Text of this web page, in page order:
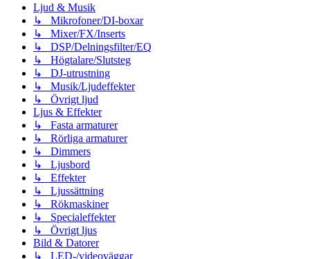
Ljud & Musik
↳ Mikrofoner/DI-boxar
↳ Mixer/FX/Inserts
↳ DSP/Delningsfilter/EQ
↳ Högtalare/Slutsteg
↳ DJ-utrustning
↳ Musik/Ljudeffekter
↳ Övrigt ljud
Ljus & Effekter
↳ Fasta armaturer
↳ Rörliga armaturer
↳ Dimmers
↳ Ljusbord
↳ Effekter
↳ Ljussättning
↳ Rökmaskiner
↳ Specialeffekter
↳ Övrigt ljus
Bild & Datorer
↳ LED-/videoväggar